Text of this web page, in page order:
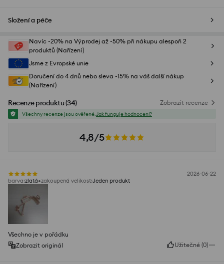
Složení a péče
Navíc -20% na Výprodej až -50% při nákupu alespoň 2
produktů (Nařízení)
Jsme z Evropské unie
Doručení do 4 dnů nebo sleva -15% na váš další nákup
(Nařízení)
Recenze produktu(34) Zobrazit recenze
Všechny recenze jsou ověřené.Jak funguje hodnocení?
4,8/5
2026-06-22
barva:zlatá zakoupená velikost:Jeden produkt
Všechno je v pořádku
Zobrazit originál
Užitečné (0)